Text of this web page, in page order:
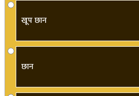
खूप छान
छान